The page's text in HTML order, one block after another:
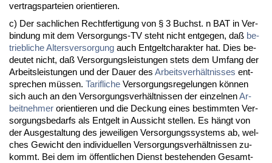
ver­trags­par­tei­en ori­en­tie­ren.
c) Der sach­li­chen Recht­fer­ti­gung von § 3 Buchst. n BAT in Ver­
bin­dung mit dem Ver­sor­gungs-TV steht nicht ent­ge­gen, daß be­
trieb­li­che Al­ters­ver­sor­gung auch Ent­gelt­cha­rak­ter hat. Dies be­
deu­tet nicht, daß Ver­sor­gungs­leis­tun­gen stets dem Um­fang der
Ar­beits­leis­tun­gen und der Dau­er des Ar­beits­verhält­nis­ses ent­
spre­chen müssen. Ta­rif­li­che Ver­sor­gungs­re­ge­lun­gen können
sich auch an den Ver­sor­gungs­verhält­nis­sen der ein­zel­nenAr­
beit­neh­mer ori­en­tie­ren und die De­ckung ei­nes be­stimm­ten Ver­
sor­gungs­be­darfs als Ent­gelt in Aus­sicht stel­len. Es hängt von
der Aus­ge­stal­tung des je­wei­li­gen Ver­sor­gungs­sys­tems ab, wel­
ches Ge­wicht den in­di­vi­du­el­len Ver­sor­gungs­verhält­nis­sen zu­
kommt. Bei dem im öffent­li­chen Dienst be­ste­hen­den Ge­samt­